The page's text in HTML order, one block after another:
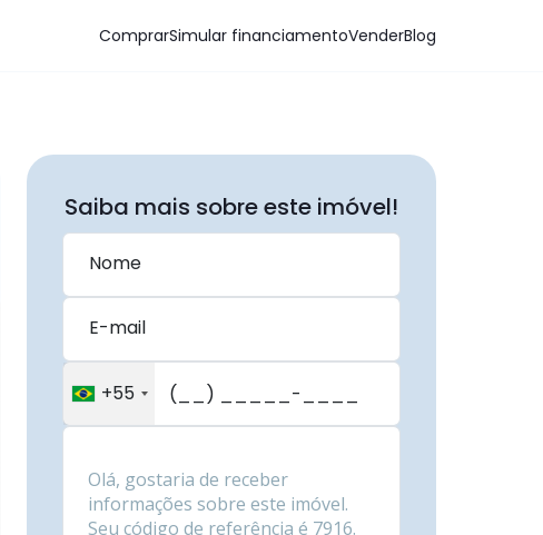
ComprarSimular financiamentoVenderBlog
Saiba mais sobre este imóvel!
Nome
E-mail
+55